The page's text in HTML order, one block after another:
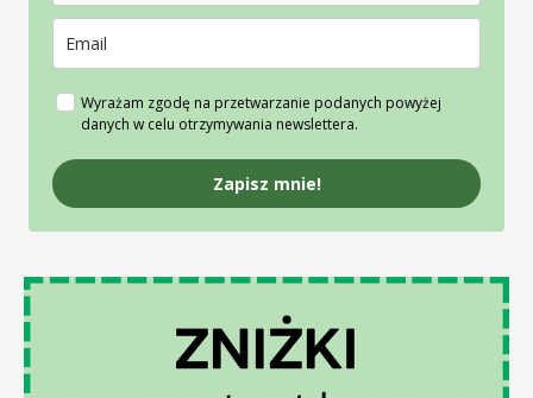
Wyrażam zgodę na przetwarzanie podanych powyżej
danych w celu otrzymywania newslettera.
Zapisz mnie!